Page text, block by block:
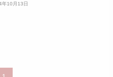
年10月13日